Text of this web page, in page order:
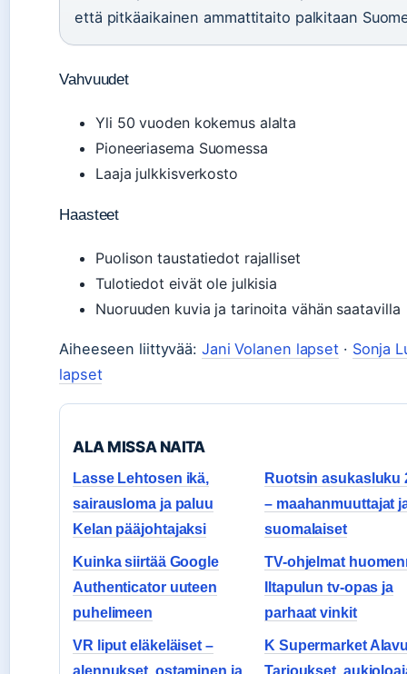
että pitkäaikainen ammattitaito palkitaan
Vahvuudet
Yli 50 vuoden kokemus alalta
Pioneeriasema Suomessa
Laaja julkkisverkosto
Haasteet
Puolison taustatiedot rajalliset
Tulotiedot eivät ole julkisia
Nuoruuden kuvia ja tarinoita vähän saatavilla
Aiheeseen liittyvää: Jani Volanen lapset · Sonja
lapset
ALA MISSA NAITA
Lasse Lehtosen ikä,
sairausloma ja paluu
Kelan pääjohtajaksi
Ruotsin asukasluku
– maahanmuuttajat
suomalaiset
Kuinka siirtää Google
Authenticator uuteen
puhelimeen
TV-ohjelmat
Iltapulun tv-opas ja
parhaat vinkit
VR liput eläkeläiset –
alennukset, ostaminen ja
K Supermarket
Tarjoukset,